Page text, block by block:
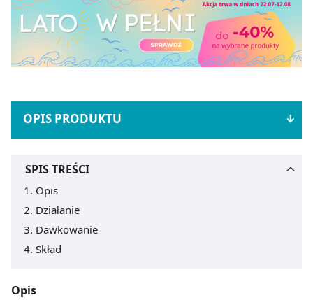
OPIS PRODUKTU
SPIS TREŚCI
Opis
Działanie
Dawkowanie
Skład
Opis